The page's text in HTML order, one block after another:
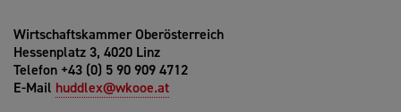
Wirtschaftskammer Oberösterreich
Hessenplatz 3, 4020 Linz
Telefon +43 (0) 5 90 909 4712
E-Mail huddlex@wkooe.at